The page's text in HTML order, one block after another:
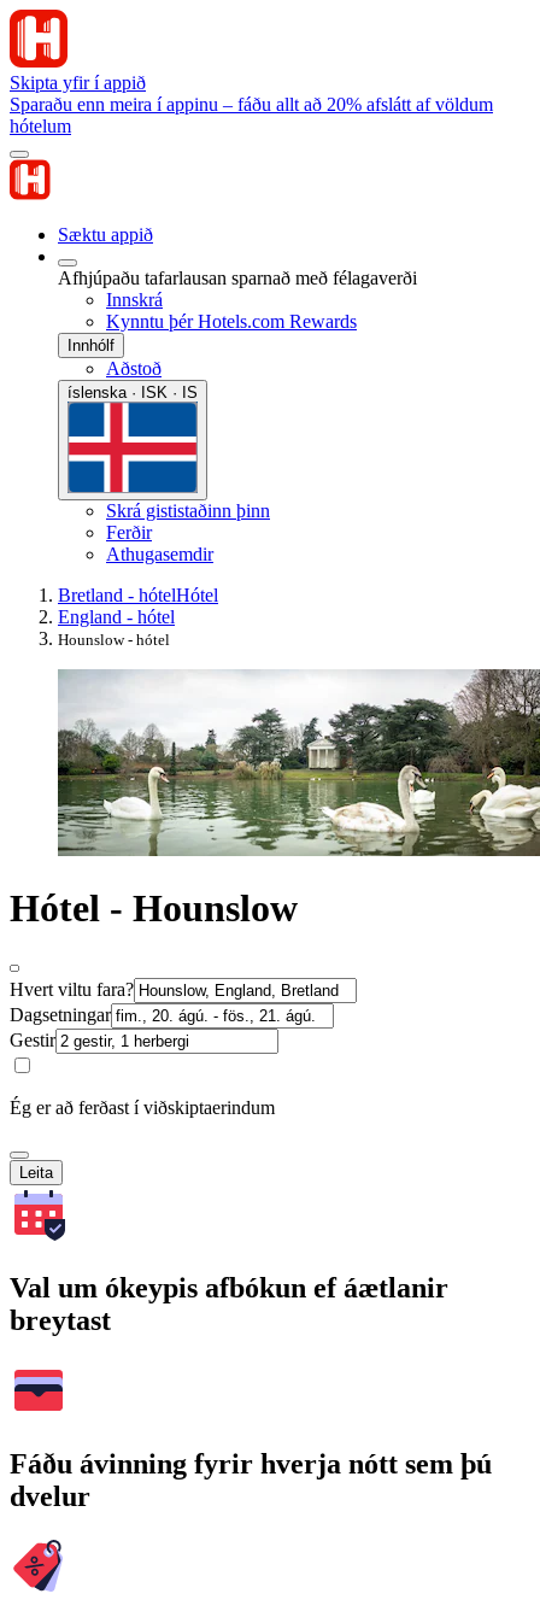
Skipta yfir í appið
Sparaðu enn meira í appinu – fáðu allt að 20% afslátt af völdum
hótelum
Sæktu appið
Afhjúpaðu tafarlausan sparnað með félagaverði
Innskrá
Kynntu þér Hotels.com Rewards
Innhólf
Aðstoð
íslenska · ISK · IS
Skrá gististaðinn þinn
Ferðir
Athugasemdir
Bretland - hótelHótel
England - hótel
Hounslow - hótel
Hótel - Hounslow
Hvert viltu fara?
Dagsetningar
Gestir
Ég er að ferðast í viðskiptaerindum
Leita
Val um ókeypis afbókun ef áætlanir
breytast
Fáðu ávinning fyrir hverja nótt sem þú
dvelur